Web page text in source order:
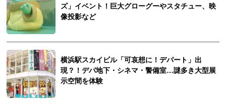
ズ」イベント！巨大グローグーやスタチュー、映
像投影など
横浜駅スカイビル「可哀想に！デパート」出
現？！デパ地下・シネマ・警備室…謎多き大型展
示空間を体験